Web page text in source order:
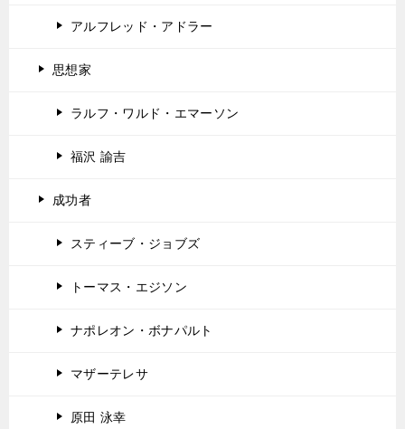
アルフレッド・アドラー
思想家
ラルフ・ワルド・エマーソン
福沢 諭吉
成功者
スティーブ・ジョブズ
トーマス・エジソン
ナポレオン・ボナパルト
マザーテレサ
原田 泳幸